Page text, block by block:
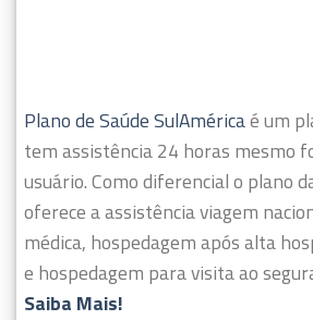
Plano de Saúde SulAméricaé um
tem assistência 24 horas mesmo
usuário.Como diferencial o plano
oferece a assistência viagem
médica, hospedagem após alta
e hospedagem para visita ao
Saiba Mais!